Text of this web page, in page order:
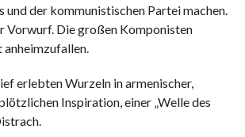
der kommunistischen Partei machen.
Vorwurf. Die großen Komponisten
erlebten Wurzeln in armenischer,
Inspiration, einer „Welle des